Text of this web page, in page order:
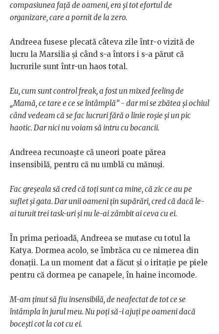
compasiunea față de oameni, era și tot efortul de
organizare, care a pornit de la zero.
Andreea fusese plecată câteva zile într-o vizită de
lucru la Marsilia și când s-a întors i s-a părut că
lucrurile sunt într-un haos total.
Eu, cum sunt control freak, a fost un mixed feeling de
„Mamă, ce tare e ce se întâmplă” - dar mi se zbătea și ochiul
când vedeam că se fac lucruri fără o linie roșie și un pic
haotic. Dar nici nu voiam să intru cu bocancii.
Andreea recunoaște că uneori poate părea
insensibilă, pentru că nu umblă cu mănuși.
Fac greșeala să cred că toți sunt ca mine, că zic ce au pe
suflet și gata. Dar unii oameni țin supărări, cred că dacă le-
ai turuit trei task-uri și nu le-ai zâmbit ai ceva cu ei.
În prima perioadă, Andreea se mutase cu totul la
Katya. Dormea acolo, se îmbrăca cu ce nimerea din
donații. La un moment dat a făcut și o iritație pe piele
pentru că dormea pe canapele, în haine incomode.
M-am ținut să fiu insensibilă, de neafectat de tot ce se
întâmpla în jurul meu. Nu poți să-i ajuți pe oameni dacă
bocești cot la cot cu ei.